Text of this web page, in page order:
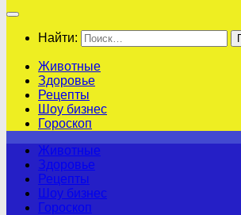
Найти:
Животные
Здоровье
Рецепты
Шоу бизнес
Гороскоп
Животные
Здоровье
Рецепты
Шоу бизнес
Гороскоп